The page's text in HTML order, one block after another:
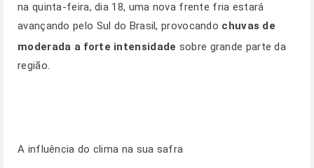
na quinta-feira, dia 18, uma nova frente fria estará
avançando pelo Sul do Brasil, provocando chuvas de
moderada a forte intensidade sobre grande parte da
região.
A influência do clima na sua safra